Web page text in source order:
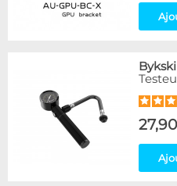
XSPC
Articles en promotions
Appliquer
Bykski